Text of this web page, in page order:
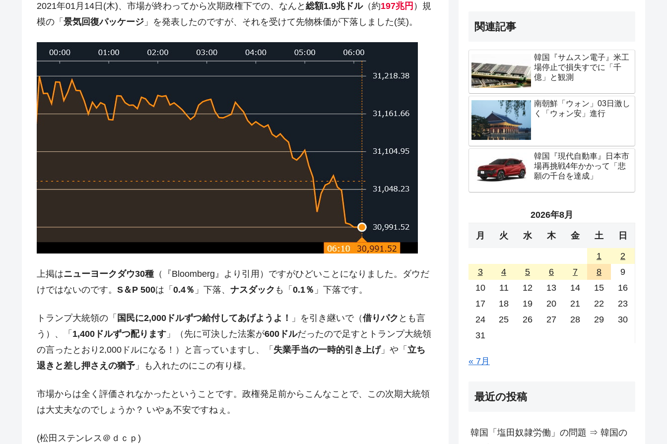
『Money1』 韓国･外為取引量「1日当たり1,214.4億ドル」まで拡大 ⇒ 海外資金の動きに強く左右される状態
『Money1』 韓国･帰ってきた李在明。李在明を支持しない「50.5％」に上昇
韓国大統領府ボンクラ政策室長が告発された ⇒ 国家が行った恐るべき株価操作であり、空前の国政
壟断
『Money1』 韓国･警察職員が「丸刈りになって抗議活動」
『Money1』 中国だけが鉄鋼輸出を異常増加させる ⇒ 中国の過剰生産が世界を蝕む。
『Money1』 韓国製造業「半導体絶好調」のウラで他業種は全般的「不調」⇒ PSIが示す現況は決して良くない。
【米韓激突案件】韓国消費者院が『クーパン』1人当たり賠償10万ウォンを認定 ⇒ 総額3兆7,000億
『Money1』 韓国で猛暑。南東部では干ばつ
韓国型イージス搭載の次世代駆逐艦「KDDX」1番艦、2032年竣工と公示
『Money1』 【対日本円】ウォン安が急進！ 日米の協調に韓国がいっちょがみしたのでは。
韓国政府『BYD』車への補助金を全廃 ⇒ 実は韓国で『BYD』車は売れている。6カ月で対前年同期比
在韓米国大使スティールが着韓！⇒ さっそく空港に詰めかけ「出て行け！」「極右勢力」のプラカー
『Money1』 JPモルガン「韓国レバレッジETFの清算はほぼ終わった」
『Money1』 韓国政府「ニセＫ-ブランドを通報しようキャンペーン」⇒ あの名物教授も登場！
『Money1』 韓国「橋が落ちました」⇒ 耐久性「なさすぎ」では。
『Money1』 韓国鉄鋼最大手『POSCO』ズブズブ沈む。営業利益80.2％も減少
『Money1』 韓国ボンクラ政策室長･金容範、株価暴落に他人事のような発言。
Fact1 日本の誇る海洋資源調査船『白嶺』は先進技術の塊！
2021年01月14日(木)、市場が終わってから次期政権下での、なんと 総額1.9兆ドル（約197兆円 ）規
模の「 景気回復パッケージ 」を発表したのですが、それを受けて先物株価が下落しました(笑)。
上掲はニューヨークダウ30種 （『Bloomberg』より引用）ですがひどいことになりました。ダウだ
けではないのです。 S＆P 500は「 0.4％ 」下落、 ナスダック も「 0.1％ 」下落です。
トランプ大統領の「 国民に2,000ドルずつ給付してあげようよ！ 」を引き継いで（借りパク とも言
う）、「 1,400ドルずつ配ります 」（先に可決した法案が600ドルだったので足すとトランプ大統領
の言ったとおり2,000ドルになる！）と言っていますし、「 失業手当の一時的引き上げ」や「 立ち
退きと差し押さえの猶予 」も入れたのにこの有り様。
市場からは全く評価されなかったということです。政権発足前からこんなことで、この次期大統領
は大丈夫なのでしょうか？ いやぁ不安ですねぇ。
(松田ステンレス＠ｄｃｐ)
関連記事
韓国『サムスン電子』米工
場停止で損失すでに「千
億」と観測
南朝鮮「ウォン」03日激し
く「ウォン安」進行
韓国『現代自動車』日本市
場再挑戦4年かかって「悲
願の千台を達成」
2026年8月
月 火 水 木 金 土 日
1
2
3
4 5 6 7 8
9
10
11 12 13 14 15
16
17
18 19 20 21 22
23
24
25 26 27 28 29
30
31
« 7月
最近の投稿
韓国「塩田奴隷労働」の問題 ⇒ 韓国の